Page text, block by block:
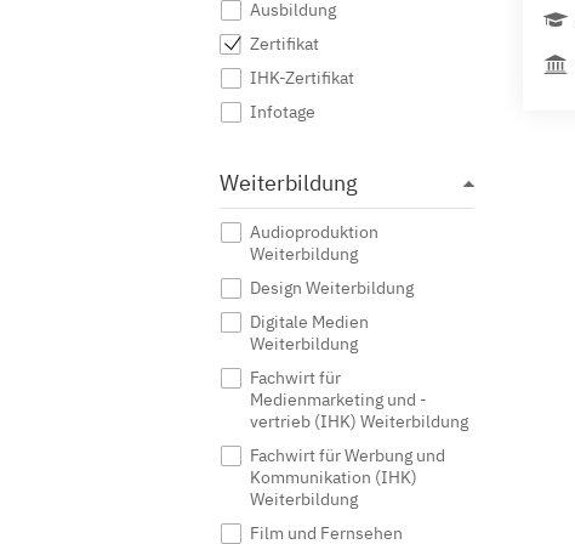
Ausbildung
Zertifikat
IHK-Zertifikat
Infotage
Weiterbildung
Audioproduktion
Weiterbildung
Design Weiterbildung
Digitale Medien
Weiterbildung
Fachwirt für
Medienmarketing und -
vertrieb (IHK) Weiterbildung
Fachwirt für Werbung und
Kommunikation (IHK)
Weiterbildung
Film und Fernsehen